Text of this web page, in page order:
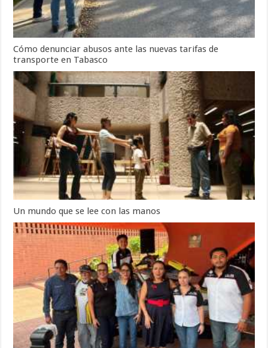
Cómo denunciar abusos ante las nuevas tarifas de
transporte en Tabasco
Un mundo que se lee con las manos